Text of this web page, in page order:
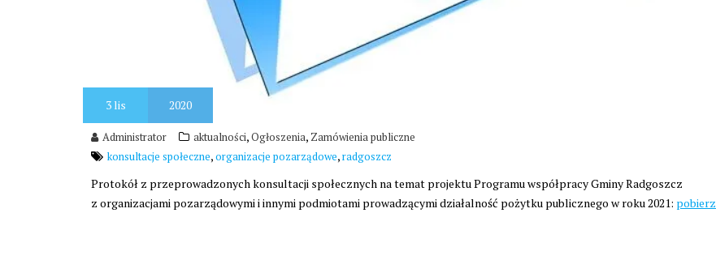
3lis 2020
Administrator aktualności,Ogłoszenia, Zamówienia publiczne
konsultacje społeczne,organizacje pozarządowe,radgoszcz
Protokół z przeprowadzonych konsultacji społecznych na temat projektu Programu współpracy Gminy Radgoszcz
z organizacjami pozarządowymi i innymi podmiotami prowadzącymi działalność pożytku publicznego w roku 2021: pobierz